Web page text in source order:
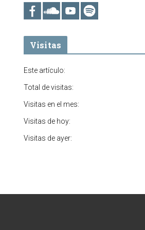
Visitas
Este artículo:
Total de visitas:
Visitas en el mes:
Visitas de hoy:
Visitas de ayer: